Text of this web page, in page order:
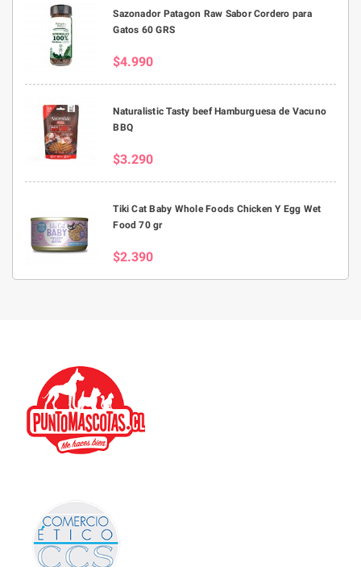
Sazonador Patagon Raw Sabor Cordero para
Gatos 60 GRS
$4.990
Naturalistic Tasty beef Hamburguesa de Vacuno
BBQ
$3.290
Tiki Cat Baby Whole Foods Chicken Y Egg Wet
Food 70 gr
$2.390